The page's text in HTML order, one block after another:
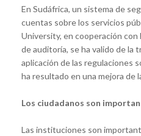
En Sudáfrica, un sistema de
cuentas sobre los servicios
University, en cooperación
de auditoría, se ha valido de la
aplicación de las regulaciones
ha resultado en una mejora de
Los ciudadanos son
Las instituciones son